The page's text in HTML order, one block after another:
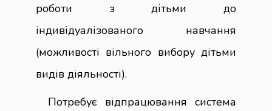
роботи з дітьми до
індивідуалізованого навчання
(можливості вільного вибору дітьми
видів діяльності).
Потребує відпрацювання система